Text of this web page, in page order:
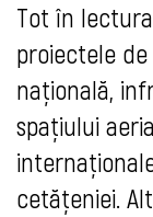
Tot în
proiectele
națională,
spațiului
cetățeniei.